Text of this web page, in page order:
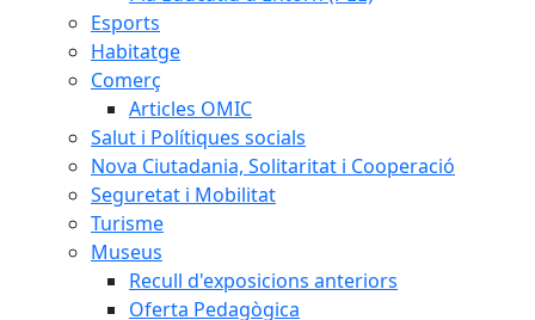
Esports
Habitatge
Comerç
Articles OMIC
Salut i Polítiques socials
Nova Ciutadania, Solitaritat i Cooperació
Seguretat i Mobilitat
Turisme
Museus
Recull d'exposicions anteriors
Oferta Pedagògica